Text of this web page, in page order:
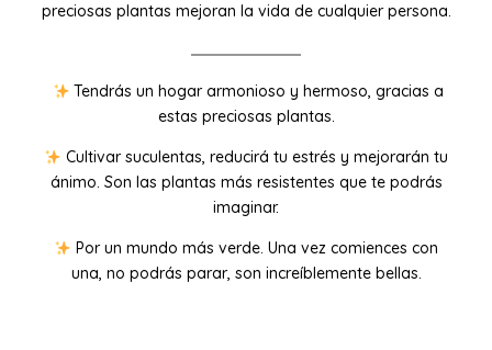
preciosas plantas mejoran la vida de cualquier persona.
Tendrás un hogar armonioso y hermoso, gracias a
estas preciosas plantas.
Cultivar suculentas, reducirá tu estrés y mejorarán tu
ánimo. Son las plantas más resistentes que te podrás
imaginar.
Por un mundo más verde. Una vez comiences con
una, no podrás parar, son increíblemente bellas.